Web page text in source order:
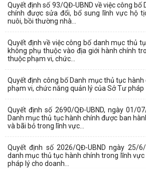
Quyết định số 93/QĐ-UBND về việc công
chính được sửa đổi, bổ sung lĩnh vực hộ
nuôi, bồi thường nhà...
Quyết định về việc công bố danh mục thủ
không phụ thuộc vào địa giới hành chính
thuộc phạm vi, chức...
Quyết định công bố Danh mục thủ tục
phạm vi, chức năng quản lý của Sở Tư pháp
Quyết định số 2690/QĐ-UBND, ngày 01/
Danh mục thủ tục hành chính được ban
và bãi bỏ trong lĩnh vực...
Quyết định số 2026/QĐ-UBND ngày 25/
danh mục thủ tục hành chính trong lĩnh
pháp lý cho doanh...